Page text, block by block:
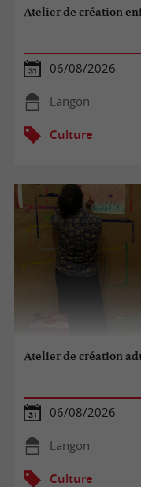
Atelier de création
06/08/2026
Langon
Culture
Atelier de création
06/08/2026
Langon
Culture